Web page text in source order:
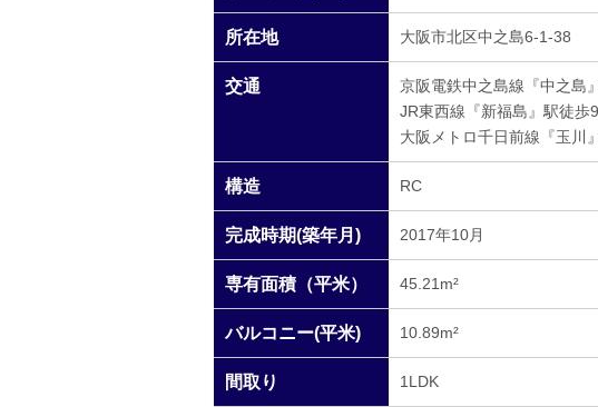
所在地 大阪市北区中之島6-1-38
交通
京阪電鉄中之島線『中之島
JR東西線『新福島』駅徒歩
大阪メトロ千日前線『玉川
構造 RC
完成時期(築年月) 2017年10月
専有面積（平米） 45.21m²
バルコニー(平米) 10.89m²
間取り 1LDK